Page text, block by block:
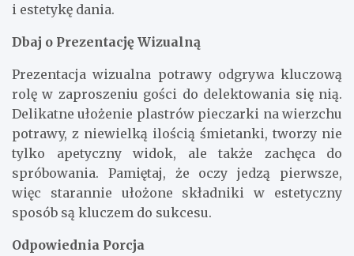
i estetykę dania.
Dbaj o Prezentację Wizualną
Prezentacja wizualna potrawy odgrywa kluczową
rolę w zaproszeniu gości do delektowania się nią.
Delikatne ułożenie plastrów pieczarki na wierzchu
potrawy, z niewielką ilością śmietanki, tworzy nie
tylko apetyczny widok, ale także zachęca do
spróbowania. Pamiętaj, że oczy jedzą pierwsze,
więc starannie ułożone składniki w estetyczny
sposób są kluczem do sukcesu.
Odpowiednia Porcja